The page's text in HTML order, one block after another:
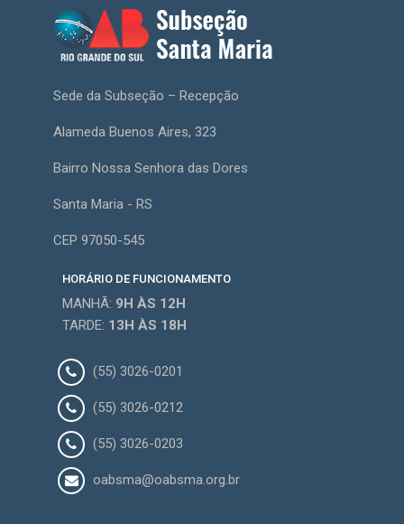
Sede da Subseção – Recepção
Alameda Buenos Aires, 323
Bairro Nossa Senhora das Dores
Santa Maria - RS
CEP 97050-545
HORÁRIO DE FUNCIONAMENTO
MANHÃ: 9H ÀS 12H
TARDE: 13H ÀS 18H
(55) 3026-0201
(55) 3026-0212
(55) 3026-0203
oabsma@oabsma.org.br